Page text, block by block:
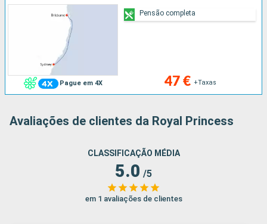
Pague em 4X 47 € +Taxas
Pensão completa
Avaliações de clientes da Royal Princess
CLASSIFICAÇÃO MÉDIA
5.0 /5
em 1 avaliações de clientes